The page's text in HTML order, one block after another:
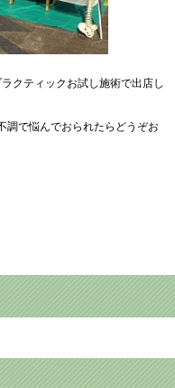
クティックお試し施術で出店し
調で悩んでおられたらどうぞお